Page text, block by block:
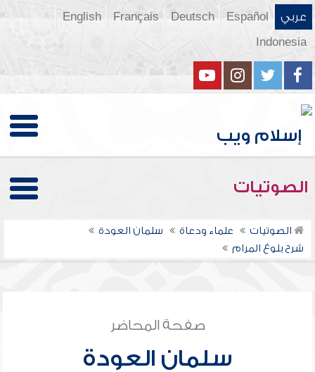
عربي Español
Deutsch
Français
English
Indonesia
الصوتيات
الصوتيات علماء ودعاة
سلمان العودة
شرح بلوغ المرام
صفحة المحاضر
سلمان العودة